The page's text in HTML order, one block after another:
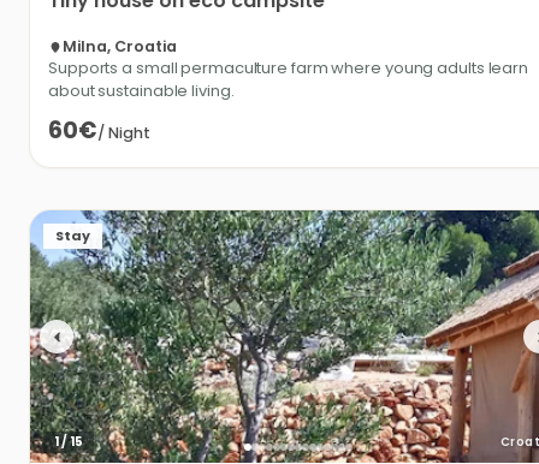
Milna, Croatia
Supports a small permaculture farm where young adults learn
about sustainable living.
60€/Night
Stay
1/15